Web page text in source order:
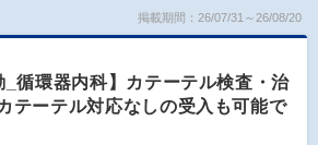
掲載期間：26/07/31～26/08/20
_循環器内科】カテーテル検査・治
テーテル対応なしの受入も可能で